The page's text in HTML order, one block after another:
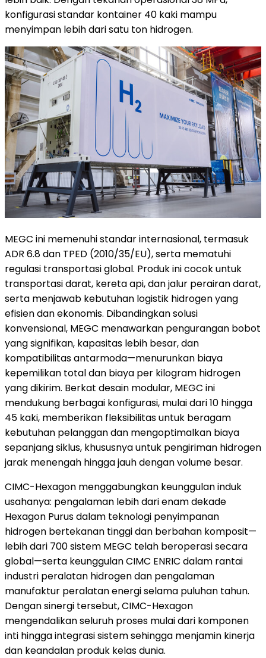
konfigurasi standar kontainer 40 kaki mampu
menyimpan lebih dari satu ton hidrogen.
MEGC ini memenuhi standar internasional, termasuk
ADR 6.8 dan TPED (2010/35/EU), serta mematuhi
regulasi transportasi global. Produk ini cocok untuk
transportasi darat, kereta api, dan jalur perairan darat,
serta menjawab kebutuhan logistik hidrogen yang
efisien dan ekonomis. Dibandingkan solusi
konvensional, MEGC menawarkan pengurangan bobot
yang signifikan, kapasitas lebih besar, dan
kompatibilitas antarmoda—menurunkan biaya
kepemilikan total dan biaya per kilogram hidrogen
yang dikirim. Berkat desain modular, MEGC ini
mendukung berbagai konfigurasi, mulai dari 10 hingga
45 kaki, memberikan fleksibilitas untuk beragam
kebutuhan pelanggan dan mengoptimalkan biaya
sepanjang siklus, khususnya untuk pengiriman hidrogen
jarak menengah hingga jauh dengan volume besar.
CIMC-Hexagon menggabungkan keunggulan induk
usahanya: pengalaman lebih dari enam dekade
Hexagon Purus dalam teknologi penyimpanan
hidrogen bertekanan tinggi dan berbahan komposit—
lebih dari 700 sistem MEGC telah beroperasi secara
global—serta keunggulan CIMC ENRIC dalam rantai
industri peralatan hidrogen dan pengalaman
manufaktur peralatan energi selama puluhan tahun.
Dengan sinergi tersebut, CIMC-Hexagon
mengendalikan seluruh proses mulai dari komponen
inti hingga integrasi sistem sehingga menjamin kinerja
dan keandalan produk kelas dunia.